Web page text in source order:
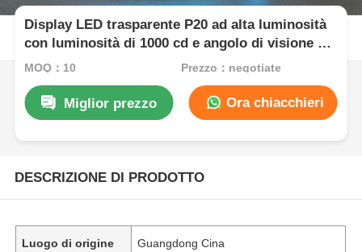
Display LED trasparente P20 ad alta luminosità
con luminosità di 1000 cd e angolo di visione di
160°
MOQ：10 Prezzo：negotiate
Miglior prezzo Ora chiacchieri
DESCRIZIONE DI PRODOTTO
Luogo di origine Guangdong Cina